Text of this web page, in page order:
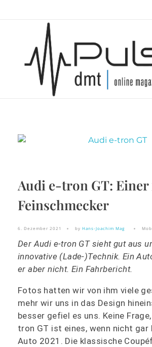
Puls Magazin
Zukunft der Mobilität
Audi e-tron GT:
Feinschmecker
6. Dezember 2021 by Hans-Joachim Mag
Der Audi e-tron GT sieht gut aus
innovative (Lade-)Technik. Ein
er aber nicht. Ein Fahrbericht.
Fotos hatten wir von ihm viele
mehr wir uns in das Design
besser gefiel es uns. Keine
tron GT ist eines, wenn nicht gar
Auto 2021. Die klassische